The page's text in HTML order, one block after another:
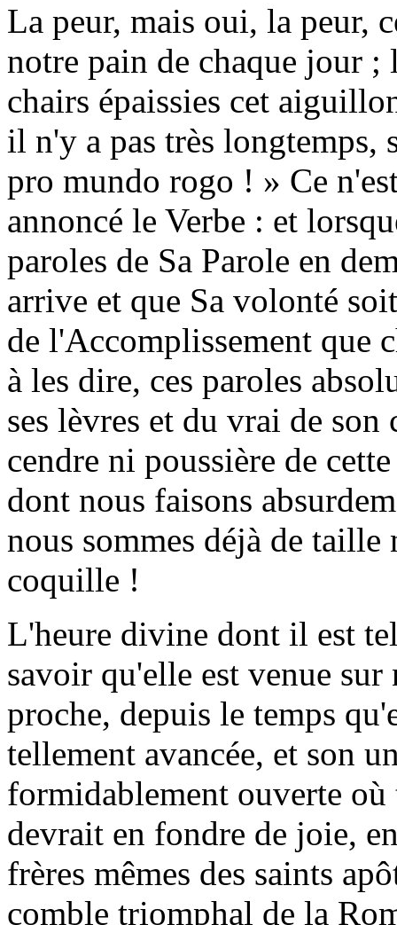
La peur, mais oui, la peur,
notre pain de chaque jour ;
chairs épaissies cet
il n'y a pas très longtemps,
pro mundo rogo ! » Ce
annoncé le Verbe : et
paroles de Sa Parole en
arrive et que Sa volonté
de l'Accomplissement que
à les dire, ces paroles
ses lèvres et du vrai de
cendre ni poussière de
dont nous faisons
nous sommes déjà de taille
coquille !
L'heure divine dont il est
savoir qu'elle est venue sur
proche, depuis le temps
tellement avancée, et son
formidablement ouverte où
devrait en fondre de joie,
frères mêmes des saints
comble triomphal de la